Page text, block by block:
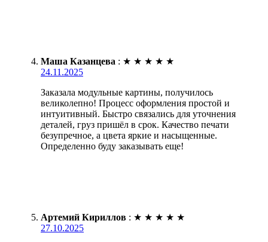
Маша Казанцева : ★ ★ ★ ★ ★
24.11.2025
Заказала модульные картины, получилось
великолепно! Процесс оформления простой и
интуитивный. Быстро связались для уточнения
деталей, груз пришёл в срок. Качество печати
безупречное, а цвета яркие и насыщенные.
Определенно буду заказывать еще!
Артемий Кириллов : ★ ★ ★ ★ ★
27.10.2025